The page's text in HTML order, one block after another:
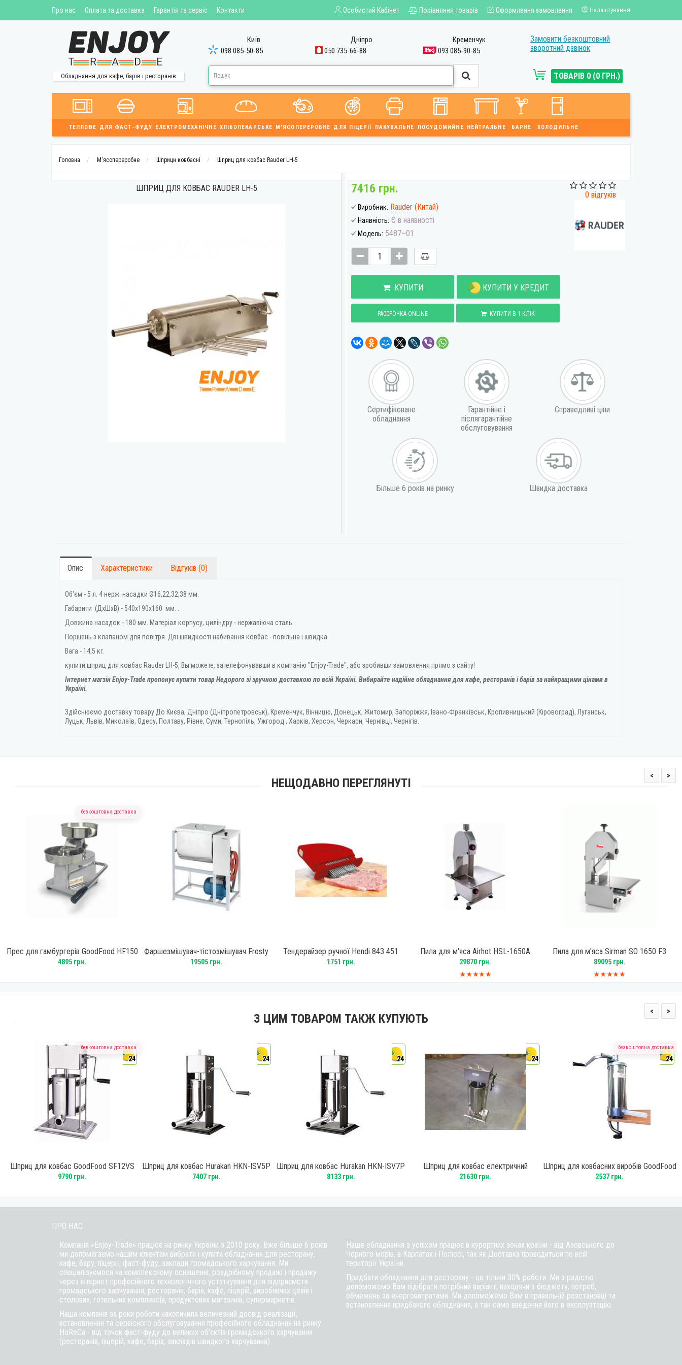
Про нас Оплата та доставка Гарантія та сервіс Контакти Особистий Кабінет Порівняння товарів Оформлення замовлення Налаштування
Обладнання для кафе, барів і ресторанів
Київ
098 085-50-85
Дніпро
050 735-66-88
Кременчук
093 085-90-85
Замовити безкоштовний
зворотний дзвінок
ТОВАРІВ 0 (0 ГРН.)
ТЕПЛОВЕ ДЛЯ ФАСТ-ФУДУ ЕЛЕКТРОМЕХАНІЧНЕ ХЛІБОПЕКАРСЬКЕ М'ЯСОПЕРЕРОБНЕ ДЛЯ ПІЦЕРІЇ ПАКУВАЛЬНЕ ПОСУДОМИЙНЕ НЕЙТРАЛЬНЕ БАРНЕ ХОЛОДИЛЬНЕ
Головна М'ясопереробне Шприци ковбасні Шприц для ковбас Rauder LH-5
ШПРИЦ ДЛЯ КОВБАС RAUDER LH-5
0 відгуків
7416 грн.
Виробник: Rauder (Китай)
Наявність: Є в наявності
Модель: 5487~01
КУПИТИ КУПИТИ У КРЕДИТ
РАССРОЧКА ONLINE КУПИТИ В 1 КЛІК
Сертифіковане
обладнання
Гарантійне і
післягарантійне
обслуговування
Справедливі ціни
Більше 6 років на ринку Швидка доставка
Опис Характеристики Відгуків (0)
Об'єм - 5 л. 4 нерж. насадки Ø16,22,32,38 мм.
Габарити (ДхШхВ) - 540х190х160 мм. .
Довжина насадок - 180 мм. Матеріал корпусу, циліндру - нержавіюча сталь.
Поршень з клапаном для повітря. Дві швидкості набивання ковбас - повільна і швидка.
Вага - 14,5 кг.
купити шприц для ковбас Rauder LH-5, Вы можете, зателефонувавши в компанію "Enjoy-Trade", або зробивши замовлення прямо з сайту!
Інтернет магзін Enjoy-Trade пропонує купити товарНедорого зі зручною доставкою по всій Україні. Вибирайте надійне обладнання для кафе, ресторанів і барів за найкращими цінами в
Україні.
Здійснюємо доставку товару До Києва, Дніпро (Дніпропетровськ), Кременчук, Вінницю, Донецьк, Житомир, Запоріжжя, Івано-Франківськ, Кропивницький (Кіровоград), Луганськ,
Луцьк, Львів, Миколаїв, Одесу, Полтаву, Рівне, Суми, Тернопіль, Ужгород , Харків, Херсон, Черкаси, Чернівці, Чернігів.
НЕЩОДАВНО ПЕРЕГЛЯНУТІ
безкоштовна доставка
Прес для гамбургерів GoodFood HF150
4895 грн.
Фаршезмішувач-тістозмішувач Frosty
FLN-13
19505 грн.
Тендерайзер ручної Hendi 843 451
1751 грн.
Пила для м'яса Airhot HSL-1650A
29870 грн.
Пила для м'яса Sirman SO 1650 F3
89095 грн.
< >
З ЦИМ ТОВАРОМ ТАКЖ КУПУЮТЬ
безкоштовна доставка
24
Шприц для ковбас GoodFood SF12VS
9790 грн.
24
Шприц для ковбас Hurakan HKN-ISV5P
Black
7407 грн.
24
Шприц для ковбас Hurakan HKN-ISV7P
Black
8133 грн.
24
Шприц для ковбас електричний
вертикальний Rauder LV-15E
21630 грн.
безкоштовна доставка
24
Шприц для ковбасних виробів GoodFood
SF3V
2537 грн.
< >
ПРО НАС
Компанія «Enjoy-Trade» працює на ринку України з 2010 року. Вже більше 6 років
ми допомагаємо нашим клієнтам вибрати і купити обладнання для ресторану,
кафе, бару, піцерії, фаст-фуду, заклади громадського харчування. Ми
спеціалізуємося на комплексному оснащенні, роздрібному продажі і продажу
через інтернет професійного технологічного устаткування для підприємств
громадського харчування, ресторанів, барів, кафе, піцерій, виробничих цехів і
столових, готельних комплексів, продуктових магазинів, супермаркетів.
Наша компанія за роки роботи накопичила величезний досвід реалізації,
встановлення та сервісного обслуговування професійного обладнання на ринку
HoReCa - від точок фаст-фуду до великих об'єктів громадського харчування
(ресторанів, піцерій, кафе, барів, закладів швидкого харчування)
Наше обладнання з успіхом працює в курортних зонах країни - від Азовського до
Чорного морів, в Карпатах і Поліссі, так як Доставка проводиться по всій
території України.
Придбати обладнання для ресторану - це тільки 30% роботи. Ми з радістю
допоможемо Вам підібрати потрібний варіант, виходячи з бюджету, потреб,
обмежень за енерговитратами. Ми допоможемо Вам в правильній розстановці та
встановлення придбаного обладнання, а так само введення його в експлуатацію.